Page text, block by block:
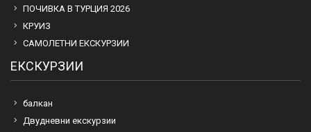
ПОЧИВКА В ТУРЦИЯ 2026
КРУИЗ
САМОЛЕТНИ ЕКСКУРЗИИ
ЕКСКУРЗИИ
балкан
Двудневни екскурзии